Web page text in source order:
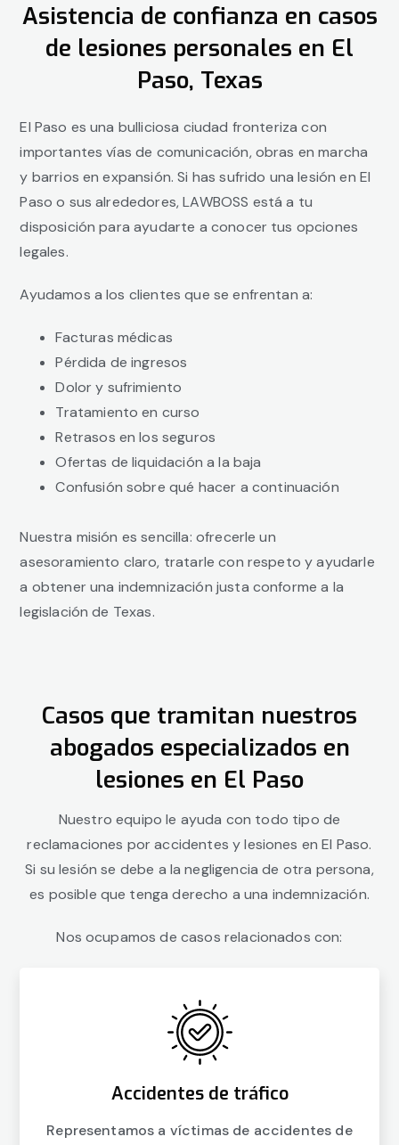
Asistencia de confianza en casos
de lesiones personales en El
Paso, Texas
El Paso es una bulliciosa ciudad fronteriza con
importantes vías de comunicación, obras en marcha
y barrios en expansión. Si has sufrido una lesión en El
Paso o sus alrededores, LAWBOSS está a tu
disposición para ayudarte a conocer tus opciones
legales.
Ayudamos a los clientes que se enfrentan a:
Facturas médicas
Pérdida de ingresos
Dolor y sufrimiento
Tratamiento en curso
Retrasos en los seguros
Ofertas de liquidación a la baja
Confusión sobre qué hacer a continuación
Nuestra misión es sencilla: ofrecerle un
asesoramiento claro, tratarle con respeto y ayudarle
a obtener una indemnización justa conforme a la
legislación de Texas.
Casos que tramitan nuestros
abogados especializados en
lesiones en El Paso
Nuestro equipo le ayuda con todo tipo de
reclamaciones por accidentes y lesiones en El Paso.
Si su lesión se debe a la negligencia de otra persona,
es posible que tenga derecho a una indemnización.
Nos ocupamos de casos relacionados con:
Accidentes de tráfico
Representamos a víctimas de accidentes de